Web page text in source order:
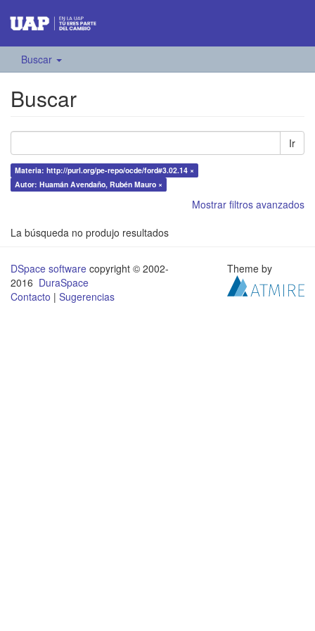
Buscar
Buscar
Ir
Materia: http://purl.org/pe-repo/ocde/ford#3.02.14 ×
Autor: Huamán Avendaño, Rubén Mauro ×
Mostrar filtros avanzados
La búsqueda no produjo resultados
DSpace software copyright © 2002-
2016 DuraSpace
Contacto | Sugerencias
Theme by